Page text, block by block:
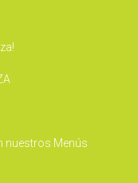
nuestros Menús